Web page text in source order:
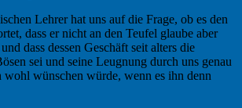
Lehrer hat uns auf die Frage, ob es den
dass er nicht an den Teufel glaube aber
dass dessen Geschäft seit alters die
sei und seine Leugnung durch uns genau
wohl wünschen würde, wenn es ihn denn